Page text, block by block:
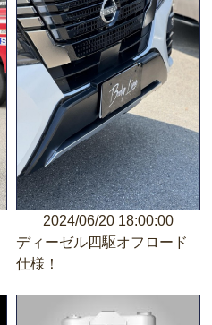
2024/06/20 18:00:00
ディーゼル四駆オフロード
仕様！